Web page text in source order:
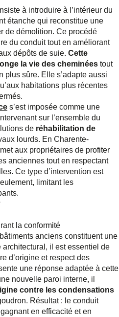
à introduire à l’intérieur du
étanche qui reconstitue une
de démolition. Ce procédé
du conduit tout en améliorant
dépôts de suie. Cette
la vie des cheminées tout
plus sûre. Elle s’adapte aussi
habitations plus récentes
s’est imposée comme une
sur l’ensemble du
de réhabilitation de
lourds. En Charente-
aux propriétaires de profiter
anciennes tout en respectant
Ce type d’intervention est
limitant les
la conformité
anciens constituent une
il est essentiel de
d’origine et respect des
une réponse adaptée à cette
nouvelle paroi interne, il
contre les condensations
Résultat : le conduit
en efficacité et en